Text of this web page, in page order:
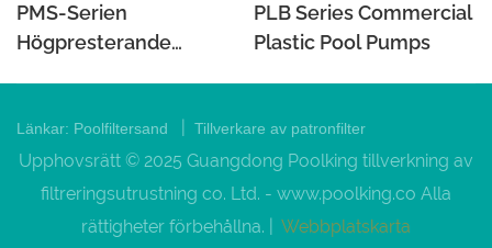
PMS-Serien
Högpresterande
PLB Series Commercial
Plastic Pool Pumps
Länkar: Poolfiltersand Tillverkare av patronfilter
Upphovsrätt © 2025 Guangdong Poolking tillverkning av
filtreringsutrustning co. Ltd. - www.poolking.co Alla
rättigheter förbehållna. |
Webbplatskarta